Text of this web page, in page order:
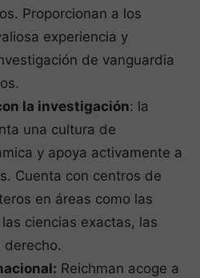
Proporcionan a los
experiencia y
de vanguardia
la investigación: la
una cultura de
y apoya activamente a
Cuenta con centros de
en áreas como las
ciencias exactas, las
derecho.
Reichman acoge a